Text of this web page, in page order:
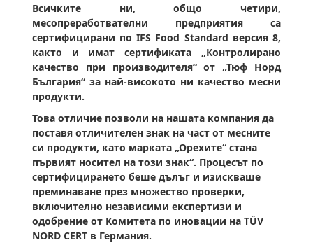
Всичките ни, общо четири,
месопреработвателни предприятия са
сертифицирани по IFS Food Standard версия 8,
както и имат сертификата „Контролирано
качество при производителя“ от „Тюф Норд
България“ за най-високото ни качество месни
продукти.
Това отличие позволи на нашата компания да
поставя отличителен знак на част от месните
си продукти, като марката „Орехите“ стана
първият носител на този знак“. Процесът по
сертифицирането беше дълъг и изискваше
преминаване през множество проверки,
включително независими експертизи и
одобрение от Комитета по иновации на TÜV
NORD CERT в Германия.